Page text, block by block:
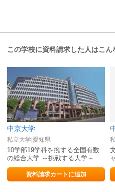
この学校に資料請求した人はこん
中京大学
私立大学|愛知県
10学部19学科を擁する全国有数
の総合大学 ～挑戦する大学～
資料請求カートに追加